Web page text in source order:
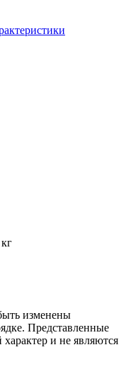
изменены
Представленные
и не являются